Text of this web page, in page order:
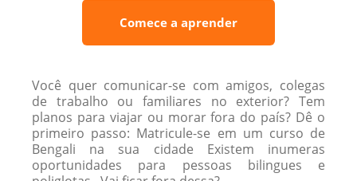
Comece a aprender
Você quer comunicar-se com amigos, colegas
de trabalho ou familiares no exterior? Tem
planos para viajar ou morar fora do país? Dê o
primeiro passo: Matricule-se em um curso de
Bengali na sua cidade Existem inumeras
oportunidades para pessoas bilingues e